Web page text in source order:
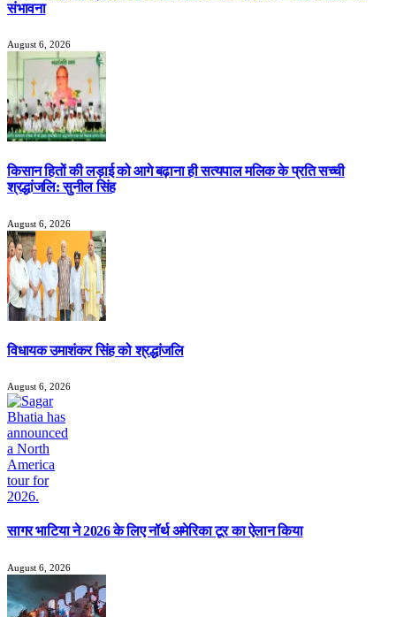
संभावना
August 6, 2026
किसान हितों की लड़ाई को आगे बढ़ाना ही सत्यपाल मलिक के प्रति सच्ची
श्रद्धांजलि: सुनील सिंह
August 6, 2026
विधायक उमाशंकर सिंह को श्रद्धांजलि
August 6, 2026
सागर भाटिया ने 2026 के लिए नॉर्थ अमेरिका टूर का ऐलान किया
August 6, 2026